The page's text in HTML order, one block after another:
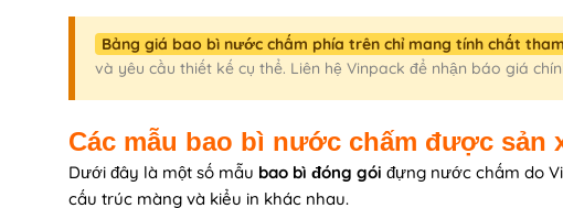
Bảng giá bao bì nước chấm phía trên chỉ mang tính chất
và yêu cầu thiết kế cụ thể. Liên hệ Vinpack để nhận báo giá
Các mẫu bao bì nước chấm được sản
Dưới đây là một số mẫu bao bì đóng gói đựng nước chấm do
cấu trúc màng và kiểu in khác nhau.